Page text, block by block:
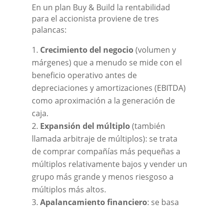
En un plan Buy & Build la rentabilidad
para el accionista proviene de tres
palancas:
Crecimiento del negocio(volumen y
márgenes) que a menudo se mide con el
beneficio operativo antes de
depreciaciones y amortizaciones (EBITDA)
como aproximación a la generación de
caja.
Expansión del múltiplo(también
llamada arbitraje de múltiplos): se trata
de comprar compañías más pequeñas a
múltiplos relativamente bajos y vender un
grupo más grande y menos riesgoso a
múltiplos más altos.
Apalancamiento financiero: se basa